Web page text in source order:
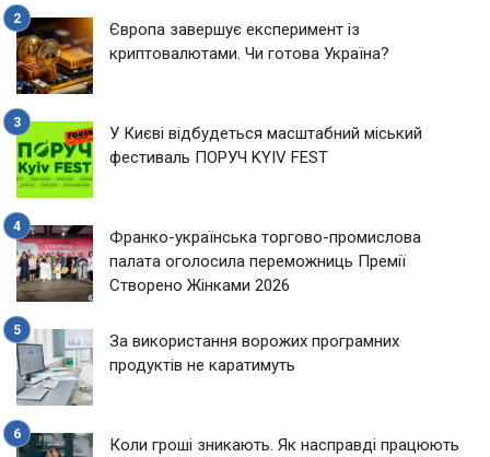
Європа завершує експеримент із
криптовалютами. Чи готова Україна?
У Києві відбудеться масштабний міський
фестиваль ПОРУЧ KYIV FEST
Франко-українська торгово-промислова
палата оголосила переможниць Премії
Створено Жінками 2026
За використання ворожих програмних
продуктів не каратимуть
Коли гроші зникають. Як насправді працюють